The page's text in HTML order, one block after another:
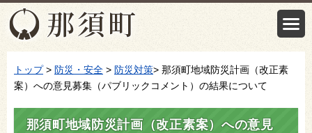
トップ> 防災・安全 > 防災対策> 那須町地域防災計画（改正素
案）への意見募集（パブリックコメント）の結果について
那須町地域防災計画（改正素案）への意見